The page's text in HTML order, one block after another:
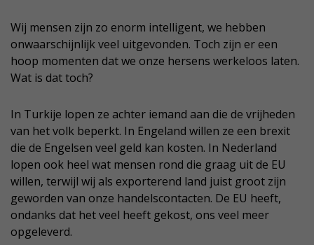
Wij mensen zijn zo enorm intelligent, we hebben
onwaarschijnlijk veel uitgevonden. Toch zijn er een
hoop momenten dat we onze hersens werkeloos laten.
Wat is dat toch?
In Turkije lopen ze achter iemand aan die de vrijheden
van het volk beperkt. In Engeland willen ze een brexit
die de Engelsen veel geld kan kosten. In Nederland
lopen ook heel wat mensen rond die graag uit de EU
willen, terwijl wij als exporterend land juist groot zijn
geworden van onze handelscontacten. De EU heeft,
ondanks dat het veel heeft gekost, ons veel meer
opgeleverd.